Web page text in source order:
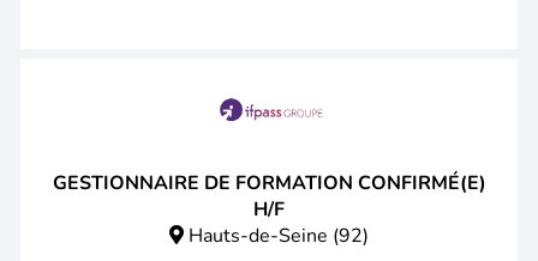
GESTIONNAIRE DE FORMATION CONFIRMÉ(E)
H/F
Hauts-de-Seine (92)